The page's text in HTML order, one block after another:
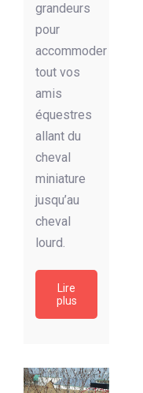
grandeurs
pour
accommoder
tout vos
amis
équestres
allant du
cheval
miniature
jusqu’au
cheval
lourd.
Lire
plus